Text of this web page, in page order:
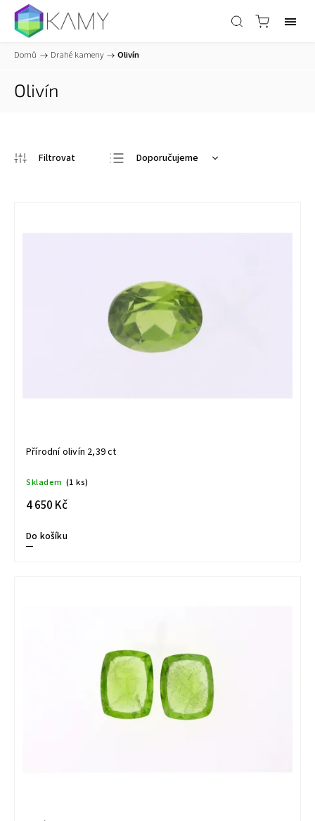
Domů / Drahé kameny / Olivín
Olivín
Doporučujeme
Přírodní olivín 2,39 ct
Skladem (1 ks)
4 650 Kč
Do košíku